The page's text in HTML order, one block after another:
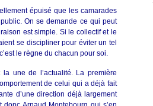
épuisé que les camarades
On se demande ce qui peut
est simple. Si le collectif et le
se discipliner pour éviter un tel
le règne du chacun pour soi.
une de l’actualité. La première
de celui qui a déjà fait
d’une direction déjà largement